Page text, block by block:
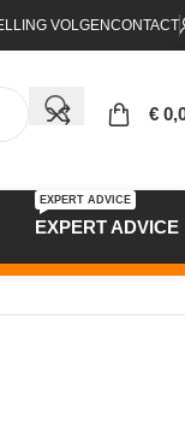
VOLGENCONTACT
€
EXPERT ADVICE
EXPERT ADVICE